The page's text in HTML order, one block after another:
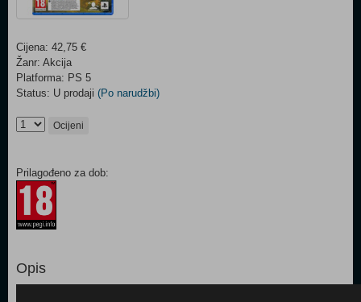
Cijena: 42,75 €
Žanr: Akcija
Platforma: PS 5
Status: U prodaji (Po narudžbi)
Ocijeni
Prilagođeno za dob:
Opis